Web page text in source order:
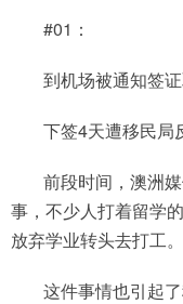
#01：
到机场被通知签证
下签4天遭移民局
前段时间，澳洲
事，不少人打着留学
放弃学业转头去打工。
这件事情也引起